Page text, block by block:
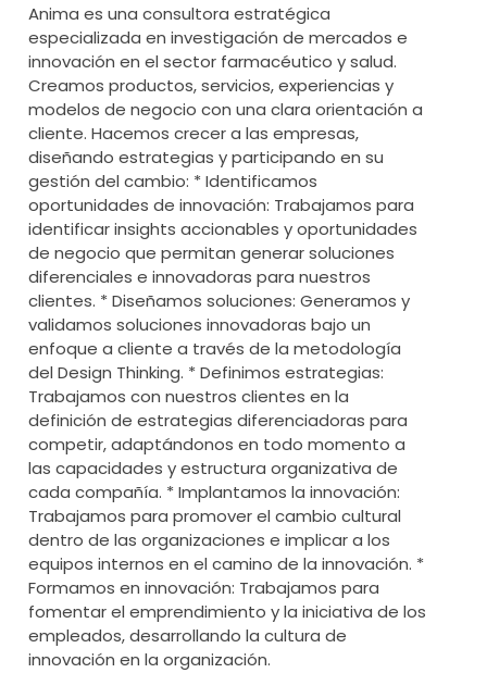
Anima es una consultora estratégica
especializada en investigación de mercados e
innovación en el sector farmacéutico y salud.
Creamos productos, servicios, experiencias y
modelos de negocio con una clara orientación a
cliente. Hacemos crecer a las empresas,
diseñando estrategias y participando en su
gestión del cambio: * Identificamos
oportunidades de innovación: Trabajamos para
identificar insights accionables y oportunidades
de negocio que permitan generar soluciones
diferenciales e innovadoras para nuestros
clientes. * Diseñamos soluciones: Generamos y
validamos soluciones innovadoras bajo un
enfoque a cliente a través de la metodología
del Design Thinking. * Definimos estrategias:
Trabajamos con nuestros clientes en la
definición de estrategias diferenciadoras para
competir, adaptándonos en todo momento a
las capacidades y estructura organizativa de
cada compañía. * Implantamos la innovación:
Trabajamos para promover el cambio cultural
dentro de las organizaciones e implicar a los
equipos internos en el camino de la innovación. *
Formamos en innovación: Trabajamos para
fomentar el emprendimiento y la iniciativa de los
empleados, desarrollando la cultura de
innovación en la organización.